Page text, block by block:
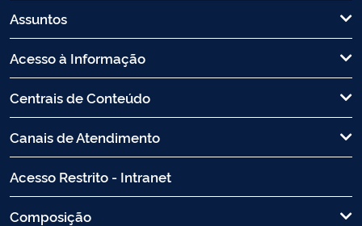
Assuntos
Acesso à Informação
Centrais de Conteúdo
Canais de Atendimento
Acesso Restrito - Intranet
Composição